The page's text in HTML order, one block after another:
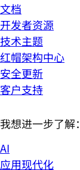
文档
开发者资源
技术主题
红帽架构中心
安全更新
客户支持
我想进一步了解：
AI
应用现代化